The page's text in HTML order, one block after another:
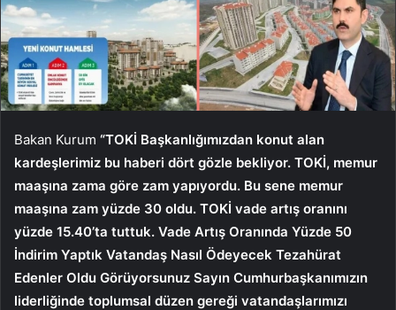
Bakan Kurum “TOKİ Başkanlığımızdan konut alan
kardeşlerimiz bu haberi dört gözle bekliyor. TOKİ, memur
maaşına zama göre zam yapıyordu. Bu sene memur
maaşına zam yüzde 30 oldu. TOKİ vade artış oranını
yüzde 15.40’ta tuttuk. Vade Artış Oranında Yüzde 50
İndirim Yaptık Vatandaş Nasıl Ödeyecek Tezahürat
Edenler Oldu Görüyorsunuz Sayın Cumhurbaşkanımızın
liderliğinde toplumsal düzen gereği vatandaşlarımızı